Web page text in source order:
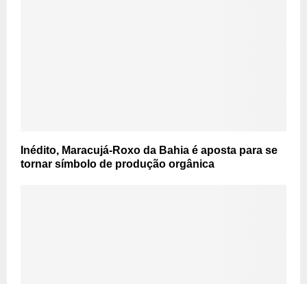
Inédito, Maracujá-Roxo da Bahia é aposta para se
tornar símbolo de produção orgânica